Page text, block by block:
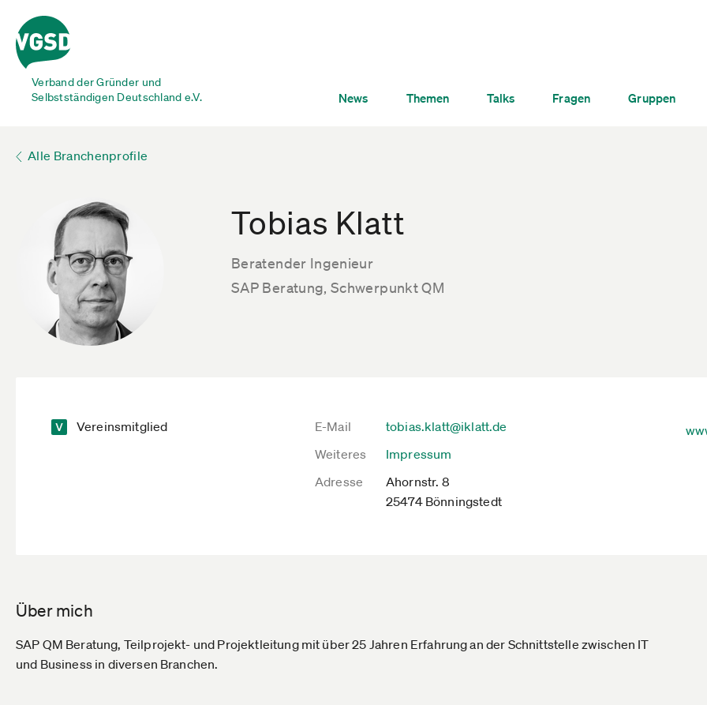
Verband der Gründer und
Selbstständigen Deutschland e.V.
News Themen Talks Fragen Gruppen
Alle Branchenprofile
Tobias Klatt
Beratender Ingenieur
SAP Beratung, Schwerpunkt QM
Vereinsmitglied E-Mail
tobias.klatt@iklatt.de
Weiteres
Impressum
Adresse
Ahornstr. 8
25474 Bönningstedt
Über mich
SAP QM Beratung, Teilprojekt- und Projektleitung mit über 25 Jahren Erfahrung an der Schnittstelle zwischen IT
und Business in diversen Branchen.